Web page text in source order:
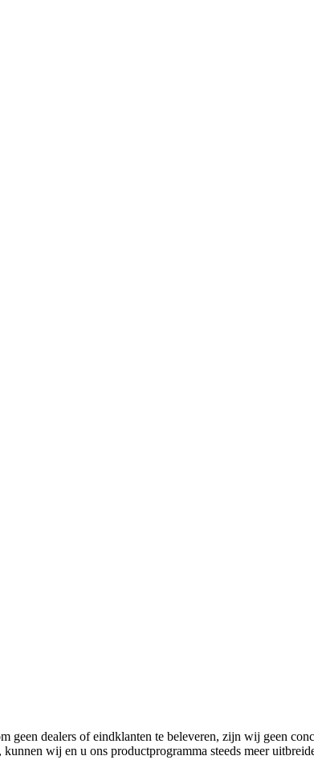
dealers of eindklanten te beleveren, zijn wij geen
wij en u ons productprogramma steeds meer